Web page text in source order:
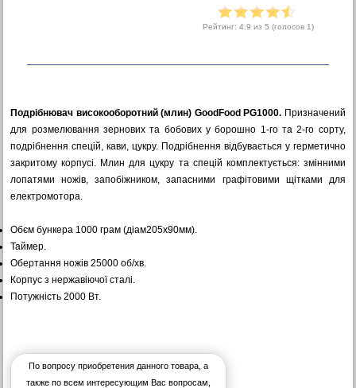
Рейтинг: 4.9 из 5 (голосов 1)
Подрібнювач високооборотний (млин) GoodFood PG1000. Призначений
для розмелювання зернових та бобових у борошно 1-го та 2-го сорту,
подрібнення спецій, кави, цукру. Подрібнення відбувається у герметично
закритому корпусі. Млин для цукру та спецій комплектується: змінними
лопатями ножів, запобіжником, запасними графітовими щітками для
електромотора.
Обєм бункера 1000 грам (діам205х90мм).
Таймер.
Обертання ножів 25000 об/хв.
Корпус з нержавіючої сталі.
Потужність 2000 Вт.
По вопросу приобретения данного товара, а
также по всем интересующим Вас вопросам,